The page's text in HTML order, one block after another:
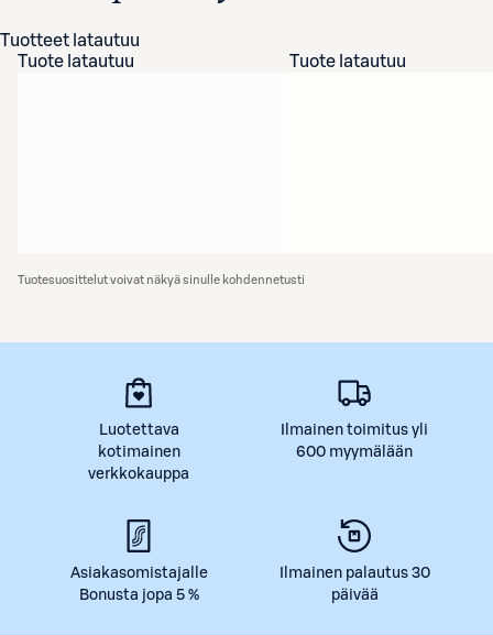
Tuotteet latautuu
Tuote latautuu
Tuote latautuu
Tuotesuosittelut voivat näkyä sinulle kohdennetusti
Luotettava
kotimainen
verkkokauppa
Ilmainen toimitus yli
600 myymälään
Asiakasomistajalle
Bonusta jopa 5 %
Ilmainen palautus 30
päivää